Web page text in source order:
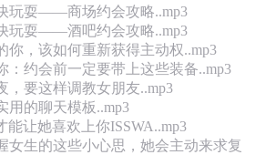
玩耍——商场约会攻略..mp3
玩耍——酒吧约会攻略..mp3
你，该如何重新获得主动权..mp3
：约会前一定要带上这些装备..mp3
，要这样调教女朋友..mp3
用的聊天模板..mp3
能让她喜欢上你ISSWA..mp3
女生的这些小心思，她会主动来求复